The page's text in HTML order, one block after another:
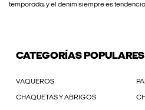
temporada, y el denim siempre es
CATEGORÍAS POPULARES
VAQUEROS
CHAQUETAS Y ABRIGOS